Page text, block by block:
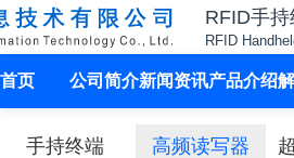
RFID手
RFID
首页 公司简介新闻资讯产品介绍
手持终端 高频读写器